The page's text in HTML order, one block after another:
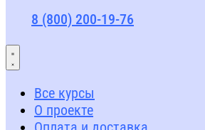
8 (800) 200-19-76
Все курсы
О проекте